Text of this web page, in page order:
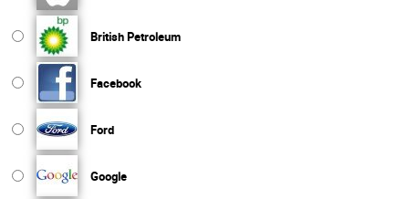
British Petroleum
Facebook
Ford
Google